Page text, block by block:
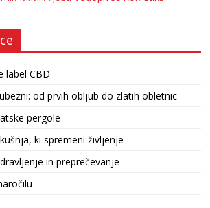
label CBD
od prvih obljub do zlatih obletnic
pergole
ki spremeni življenje
in preprečevanje